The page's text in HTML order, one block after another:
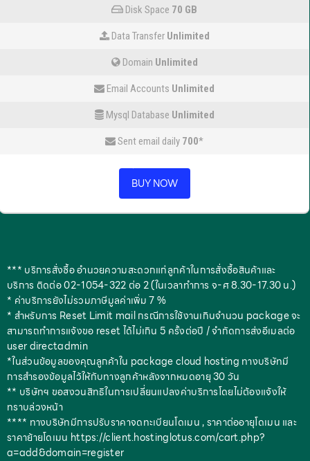
Disk Space 70 GB
Data Transfer Unlimited
Domain Unlimited
Email Accounts Unlimited
Mysql Database Unlimited
Sent email daily 700*
BUY NOW
*** บริการสั่งซื้อ อำนวยความสะดวกแก่ลูกค้าในการสั่งซื้อสินค้าและ
บริการ ติดต่อ 02-1054-322 ต่อ 2 (ในเวลาทำการ จ-ศ 8.30-17.30 น.)
* ค่าบริการยังไม่รวมภาษีมูลค่าเพิ่ม 7 %
* สำหรับการ Reset Limit mail กรณีการใช้งานเกินจำนวน package จะ
สามารถทำการแจ้งขอ reset ได้ไม่เกิน 5 ครั้งต่อปี / จำกัดการส่งอีเมลต่อ
user directadmin
*ในส่วนข้อมูลของคุณลูกค้าใน package cloud hosting ทางบริษัทมี
การสำรองข้อมูลไว้ให้กับทางลูกค้าหลังจากหมดอายุ 30 วัน
** บริษัทฯ ขอสงวนสิทธิในการเปลี่ยนแปลงค่าบริการโดยไม่ต้องแจ้งให้
ทราบล่วงหน้า
**** ทางบริษัทมีการปรับราคาจดทะเบียนโดเมน , ราคาต่ออายุโดเมน และ
ราคาย้ายโดเมน https://client.hostinglotus.com/cart.php?
a=add&domain=register